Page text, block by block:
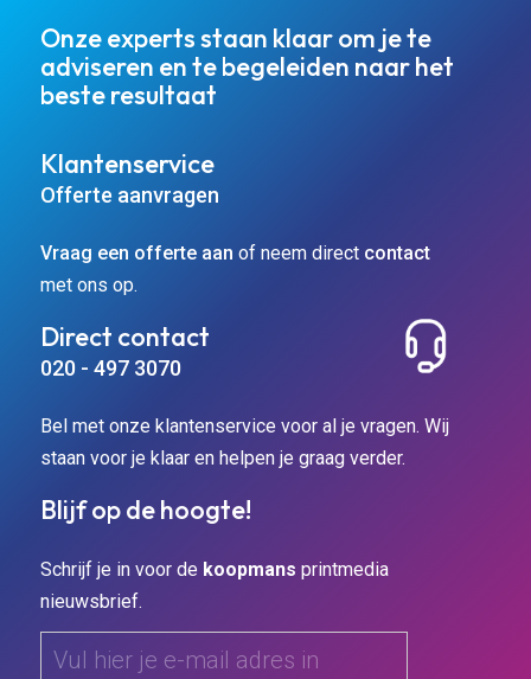
Onze experts staan klaar om je te
adviseren en te begeleiden naar het
beste resultaat
Klantenservice
Offerte aanvragen
Vraag een offerte aan of neem direct contact
met ons op.
Direct contact
020 - 497 3070
Bel met onze klantenservice voor al je vragen. Wij
staan voor je klaar en helpen je graag verder.
Blijf op de hoogte!
Schrijf je in voor de koopmans printmedia
nieuwsbrief.